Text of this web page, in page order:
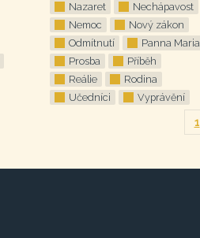
Nazaret
Nechápavost
Nemoc
Nový zákon
Odmítnutí
Panna Maria
Prosba
Příběh
Reálie
Rodina
Učedníci
Vyprávění
1